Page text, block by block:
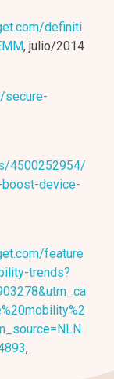
definiti
, julio/2014
secure-
4500252954/
boost-device-
feature
trends?
,